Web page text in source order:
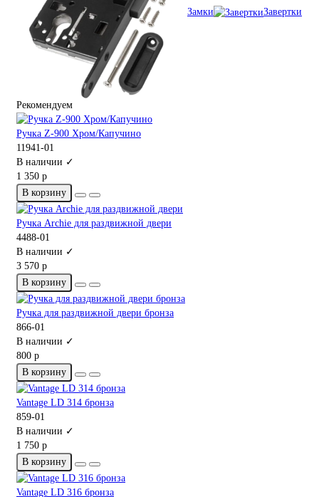
Замки Завертки
Рекомендуем
Ручка Z-900 Хром/Капучино
11941-01
В наличии ✓
1 350 р
В корзину
Ручка Archie для раздвижной двери
4488-01
В наличии ✓
3 570 р
В корзину
Ручка для раздвижной двери бронза
866-01
В наличии ✓
800 р
В корзину
Vantage LD 314 бронза
859-01
В наличии ✓
1 750 р
В корзину
Vantage LD 316 бронза